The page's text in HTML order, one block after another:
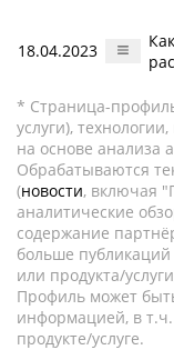
18.04.2023
* Страница-
услуги),
на основе анализа
Обрабатываются
(новости, включая
аналитические
содержание
больше
или продукта/
Профиль может
информацией, в
продукте/услуге.